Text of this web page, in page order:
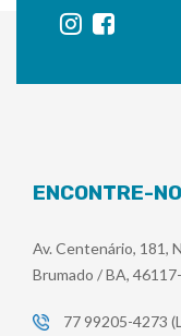
ENCONTRE-
Av. Centenário, 181,
Brumado / BA,
77 99205-4273